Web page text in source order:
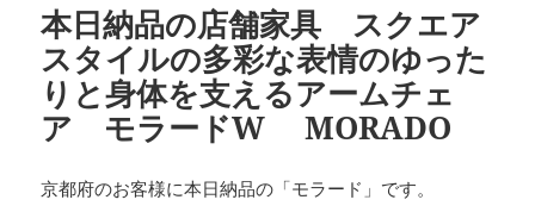
本日納品の店舗家具 スクエア
スタイルの多彩な表情のゆった
りと身体を支えるアームチェ
ア モラードW MORADO
京都府のお客様に本日納品の「モラード」です。